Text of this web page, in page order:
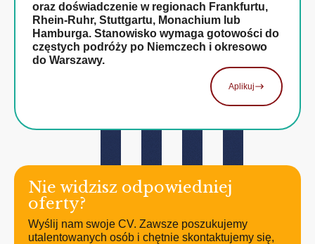
oraz doświadczenie w regionach Frankfurtu,
Rhein-Ruhr, Stuttgartu, Monachium lub
Hamburga. Stanowisko wymaga gotowości do
częstych podróży po Niemczech i okresowo
do Warszawy.
Aplikuj
Nie widzisz odpowiedniej
oferty?
Wyślij nam swoje CV. Zawsze poszukujemy
utalentowanych osób i chętnie skontaktujemy się,